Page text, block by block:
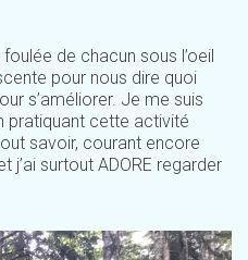
foulée de chacun sous l’oeil
pour nous dire quoi
s’améliorer. Je me suis
pratiquant cette activité
savoir, courant encore
j’ai surtout ADORE regarder